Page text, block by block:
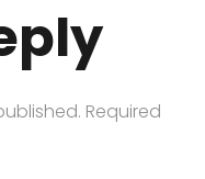
Required